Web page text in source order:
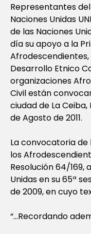
Representantes
Naciones Unidas
de las Naciones
día su apoyo a la
Desarrollo Etnico
organizaciones
Civil están
ciudad de La Ceiba,
de Agosto de 2011.
La convocatoria de
los
Resolución 64/169,
Unidas en su 65ª
de 2009, en cuyo
“…Recordando